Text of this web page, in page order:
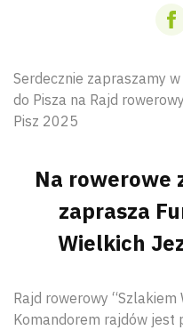
Serdecznie zapraszamy
do Pisza na Rajd
Pisz 2025
Na rowerowe
zaprasza
Wielkich
Rajd rowerowy “Szlakiem
Komandorem rajdów jest